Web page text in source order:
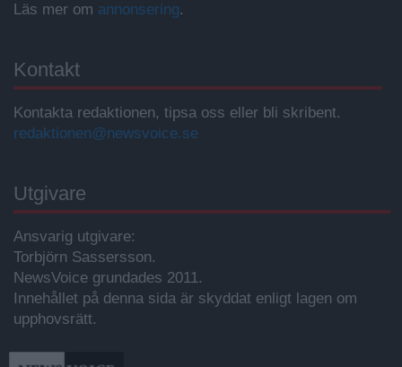
Läs mer om annonsering.
Kontakt
Kontakta redaktionen, tipsa oss eller bli skribent.
redaktionen@newsvoice.se
Utgivare
Ansvarig utgivare:
Torbjörn Sassersson.
NewsVoice grundades 2011.
Innehållet på denna sida är skyddat enligt lagen om
upphovsrätt.